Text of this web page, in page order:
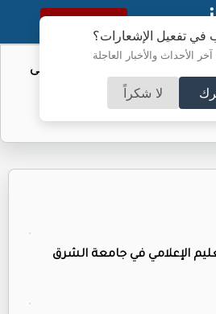
في تفعيل الإشعارات؟
الأحداث والأخبار العاجلة
لا شكراً
النسخة الكاملة
مؤتمر تقديم "الزاكي" مدربًا للنشامى
الإعلامي في جامعة الشرق